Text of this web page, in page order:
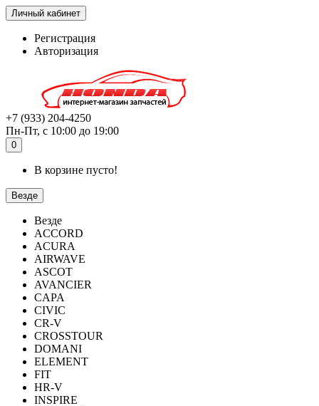
Личный кабинет
Регистрация
Авторизация
+7 (933) 204-4250
Пн-Пт, с 10:00 до 19:00
0
В корзине пусто!
Везде
Везде
ACCORD
ACURA
AIRWAVE
ASCOT
AVANCIER
CAPA
CIVIC
CR-V
CROSSTOUR
DOMANI
ELEMENT
FIT
HR-V
INSPIRE